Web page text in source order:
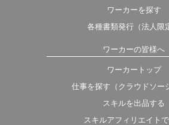
ワーカーを探す
各種書類発行（法人限
ワーカーの皆様へ
ワーカートップ
仕事を探す（クラウドソー
スキルを出品する
スキルアフィリエイト